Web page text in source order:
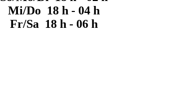
Mi/Do 18 h - 04 h
Fr/Sa 18 h - 06 h